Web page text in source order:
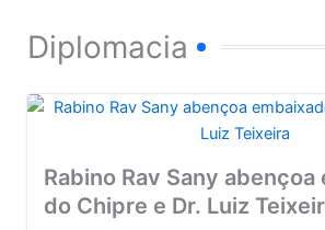
Diplomacia
Rabino Rav Sany
do Chipre e Dr. Luiz